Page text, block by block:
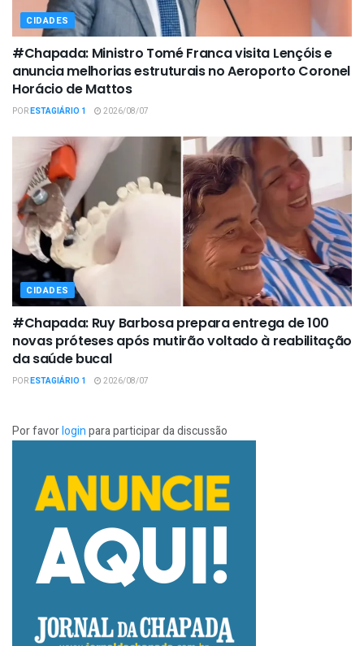
CIDADES
#Chapada: Ministro Tomé Franca visita Lençóis e
anuncia melhorias estruturais no Aeroporto Coronel
Horácio de Mattos
PORESTAGIÁRIO 1 2026/08/07
CIDADES
#Chapada: Ruy Barbosa prepara entrega de 100
novas próteses após mutirão voltado à reabilitação
da saúde bucal
PORESTAGIÁRIO 1 2026/08/07
Por favorloginpara participar da discussão